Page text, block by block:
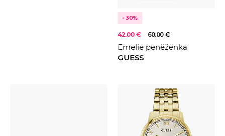
- 30%
42.00 € 60.00 €
Emelie peněženka
GUESS